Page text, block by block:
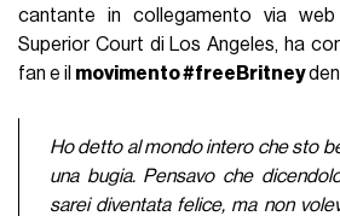
cantante in collegamento via
Superior Court di Los Angeles, ha
fan e il movimento #freeBritney
Ho detto al mondo intero che sto
una bugia. Pensavo che
sarei diventata felice, ma non